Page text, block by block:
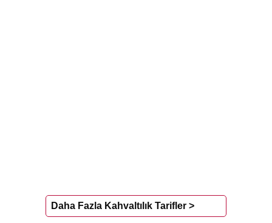
Daha Fazla Kahvaltılık Tarifler >